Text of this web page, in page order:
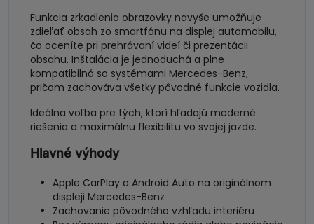
Funkcia zrkadlenia obrazovky navyše umožňuje
zdieľať obsah zo smartfónu na displej automobilu,
čo oceníte pri prehrávaní videí či prezentácii
obsahu. Inštalácia je jednoduchá a plne
kompatibilná so systémami Mercedes-Benz,
pričom zachováva všetky pôvodné funkcie vozidla.
Ideálna voľba pre tých, ktorí hľadajú moderné
riešenia a maximálnu flexibilitu vo svojej jazde.
Hlavné výhody
Apple CarPlay a Android Auto na originálnom
displeji Mercedes-Benz
Zachovanie pôvodného vzhľadu interiéru